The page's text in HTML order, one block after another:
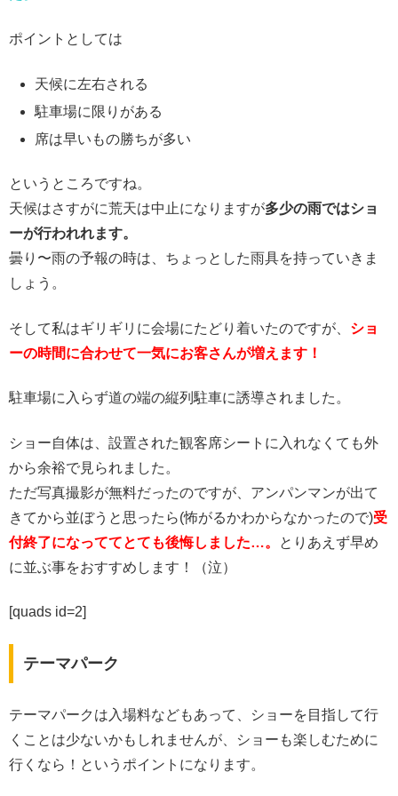
ポイントとしては
天候に左右される
駐車場に限りがある
席は早いもの勝ちが多い
というところですね。
天候はさすがに荒天は中止になりますが多少の雨ではショ
ーが行われれます。
曇り〜雨の予報の時は、ちょっとした雨具を持っていきま
しょう。
そして私はギリギリに会場にたどり着いたのですが、 ショ
ーの時間に合わせて一気にお客さんが増えます！
駐車場に入らず道の端の縦列駐車に誘導されました。
ショー自体は、設置された観客席シートに入れなくても外
から余裕で見られました。
ただ写真撮影が無料だったのですが、アンパンマンが出て
きてから並ぼうと思ったら(怖がるかわからなかったので)受
付終了になっててとても後悔しました…。
とりあえず早め
に並ぶ事をおすすめします！（泣）
[quads id=2]
テーマパーク
テーマパークは入場料などもあって、ショーを目指して行
くことは少ないかもしれませんが、ショーも楽しむために
行くなら！というポイントになります。